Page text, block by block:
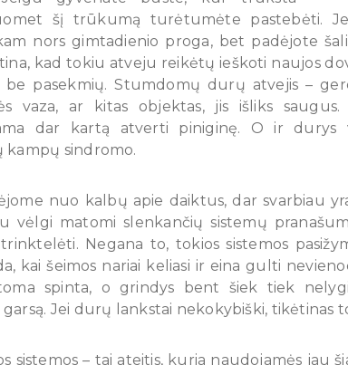
šį trūkumą turėtumėte pastebėti.
nors gimtadienio proga, bet padėjote
kad tokiu atveju reikėtų ieškoti naujos
be pasekmių. Stumdomų durų atvejis –
vaza, ar kitas objektas, jis išliks
dar kartą atverti piniginę. O ir durys
kampų sindromo.
nuo kalbų apie daiktus, dar svarbiau
vėlgi matomi slenkančių sistemų
Negana to, tokios sistemos
kai šeimos nariai keliasi ir eina gulti
spinta, o grindys bent šiek tiek
Jei durų lankstai nekokybiški, tikėtinas
sistemos – tai ateitis, kuria naudojamės jau